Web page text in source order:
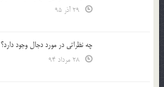
چه نظراتی در مورد دجال وجود دارد؟